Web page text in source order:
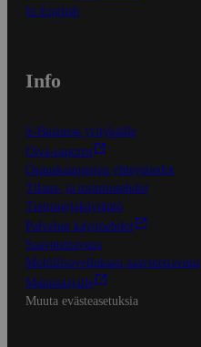
In English
Info
S-Business yrityksille
Oiva-raportit
Osuuskauppojen yhteystiedot
Tilaus- ja toimitusehdot
Tietosuojakäytäntö
Palvelun käyttöehdot
Saavutettavuus
Mobiilisovelluksen saavutettavuus
Mainostajalle
Muuta evästeasetuksia